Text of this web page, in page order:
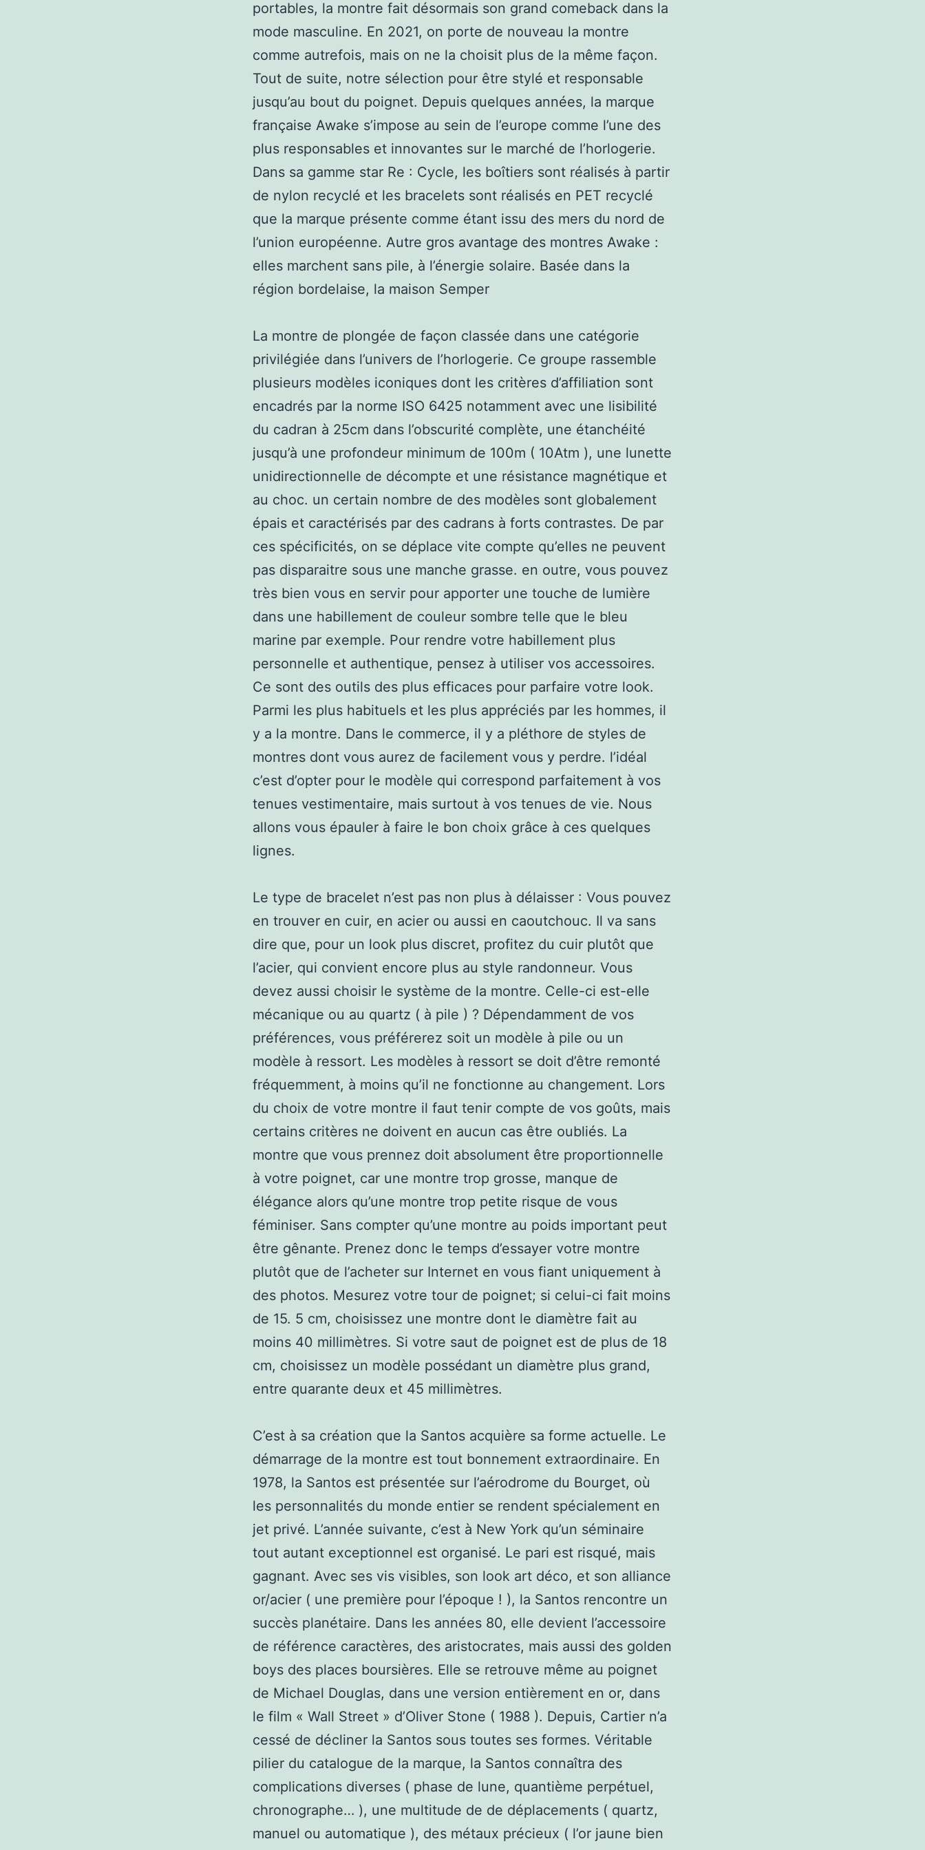
portables, la montre fait désormais son grand comeback dans la
mode masculine. En 2021, on porte de nouveau la montre
comme autrefois, mais on ne la choisit plus de la même façon.
Tout de suite, notre sélection pour être stylé et responsable
jusqu’au bout du poignet. Depuis quelques années, la marque
française Awake s’impose au sein de l’europe comme l’une des
plus responsables et innovantes sur le marché de l’horlogerie.
Dans sa gamme star Re : Cycle, les boîtiers sont réalisés à partir
de nylon recyclé et les bracelets sont réalisés en PET recyclé
que la marque présente comme étant issu des mers du nord de
l’union européenne. Autre gros avantage des montres Awake :
elles marchent sans pile, à l’énergie solaire. Basée dans la
région bordelaise, la maison Semper
La montre de plongée de façon classée dans une catégorie
privilégiée dans l’univers de l’horlogerie. Ce groupe rassemble
plusieurs modèles iconiques dont les critères d’affiliation sont
encadrés par la norme ISO 6425 notamment avec une lisibilité
du cadran à 25cm dans l’obscurité complète, une étanchéité
jusqu’à une profondeur minimum de 100m ( 10Atm ), une lunette
unidirectionnelle de décompte et une résistance magnétique et
au choc. un certain nombre de des modèles sont globalement
épais et caractérisés par des cadrans à forts contrastes. De par
ces spécificités, on se déplace vite compte qu’elles ne peuvent
pas disparaitre sous une manche grasse. en outre, vous pouvez
très bien vous en servir pour apporter une touche de lumière
dans une habillement de couleur sombre telle que le bleu
marine par exemple. Pour rendre votre habillement plus
personnelle et authentique, pensez à utiliser vos accessoires.
Ce sont des outils des plus efficaces pour parfaire votre look.
Parmi les plus habituels et les plus appréciés par les hommes, il
y a la montre. Dans le commerce, il y a pléthore de styles de
montres dont vous aurez de facilement vous y perdre. l’idéal
c’est d’opter pour le modèle qui correspond parfaitement à vos
tenues vestimentaire, mais surtout à vos tenues de vie. Nous
allons vous épauler à faire le bon choix grâce à ces quelques
lignes.
Le type de bracelet n’est pas non plus à délaisser : Vous pouvez
en trouver en cuir, en acier ou aussi en caoutchouc. Il va sans
dire que, pour un look plus discret, profitez du cuir plutôt que
l’acier, qui convient encore plus au style randonneur. Vous
devez aussi choisir le système de la montre. Celle-ci est-elle
mécanique ou au quartz ( à pile ) ? Dépendamment de vos
préférences, vous préférerez soit un modèle à pile ou un
modèle à ressort. Les modèles à ressort se doit d’être remonté
fréquemment, à moins qu’il ne fonctionne au changement. Lors
du choix de votre montre il faut tenir compte de vos goûts, mais
certains critères ne doivent en aucun cas être oubliés. La
montre que vous prennez doit absolument être proportionnelle
à votre poignet, car une montre trop grosse, manque de
élégance alors qu’une montre trop petite risque de vous
féminiser. Sans compter qu’une montre au poids important peut
être gênante. Prenez donc le temps d’essayer votre montre
plutôt que de l’acheter sur Internet en vous fiant uniquement à
des photos. Mesurez votre tour de poignet; si celui-ci fait moins
de 15. 5 cm, choisissez une montre dont le diamètre fait au
moins 40 millimètres. Si votre saut de poignet est de plus de 18
cm, choisissez un modèle possédant un diamètre plus grand,
entre quarante deux et 45 millimètres.
C’est à sa création que la Santos acquière sa forme actuelle. Le
démarrage de la montre est tout bonnement extraordinaire. En
1978, la Santos est présentée sur l’aérodrome du Bourget, où
les personnalités du monde entier se rendent spécialement en
jet privé. L’année suivante, c’est à New York qu’un séminaire
tout autant exceptionnel est organisé. Le pari est risqué, mais
gagnant. Avec ses vis visibles, son look art déco, et son alliance
or/acier ( une première pour l’époque ! ), la Santos rencontre un
succès planétaire. Dans les années 80, elle devient l’accessoire
de référence caractères, des aristocrates, mais aussi des golden
boys des places boursières. Elle se retrouve même au poignet
de Michael Douglas, dans une version entièrement en or, dans
le film « Wall Street » d’Oliver Stone ( 1988 ). Depuis, Cartier n’a
cessé de décliner la Santos sous toutes ses formes. Véritable
pilier du catalogue de la marque, la Santos connaîtra des
complications diverses ( phase de lune, quantième perpétuel,
chronographe… ), une multitude de de déplacements ( quartz,
manuel ou automatique ), des métaux précieux ( l’or jaune bien